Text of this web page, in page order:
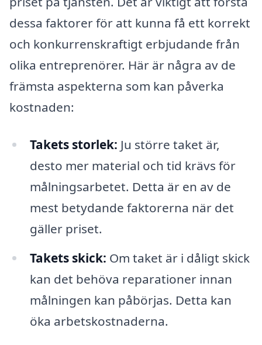
dessa faktorer för att kunna få ett korrekt
och konkurrenskraftigt erbjudande från
olika entreprenörer. Här är några av de
främsta aspekterna som kan påverka
kostnaden:
Takets storlek: Ju större taket är,
desto mer material och tid krävs för
målningsarbetet. Detta är en av de
mest betydande faktorerna när det
gäller priset.
Takets skick: Om taket är i dåligt skick
kan det behöva reparationer innan
målningen kan påbörjas. Detta kan
öka arbetskostnaderna.